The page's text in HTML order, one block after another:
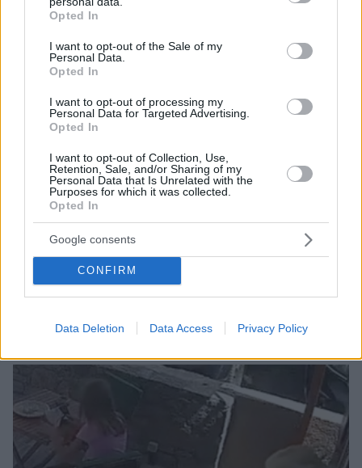
grant or deny consent to Google and its third-party tags to
use your data for below specified purposes in below Google
consent section.
Opted In
I want to opt-out of the Sale of my
Personal Data.
Opted In
I want to opt-out of processing my
Personal Data for Targeted Advertising.
Opted In
I want to opt-out of Collection, Use,
Retention, Sale, and/or Sharing of my
Personal Data that Is Unrelated with the
Purposes for which it was collected.
Opted In
Google consents
CONFIRM
Data Deletion Data Access Privacy Policy
Ο «Δράκος» του Λονδίνου: 40χρονος με
προβλήματα όρασης σκότωνε και βίαζε γυναίκες,
ελεύθερο